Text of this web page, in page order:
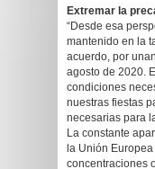
Extremar la
“Desde esa
mantenido en la
acuerdo, por
agosto de 2020.
condiciones
nuestras fiestas
necesarias para
La constante
la Unión
concentraciones